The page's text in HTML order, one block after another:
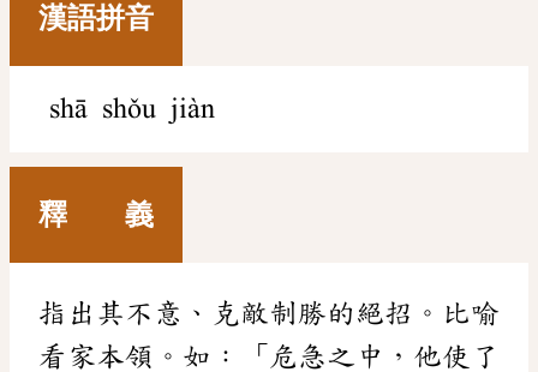
漢語拼音
shā shǒu jiàn
釋 義
指出其不意、克敵制勝的絕招。比喻
看家本領。如：「危急之中，他使了